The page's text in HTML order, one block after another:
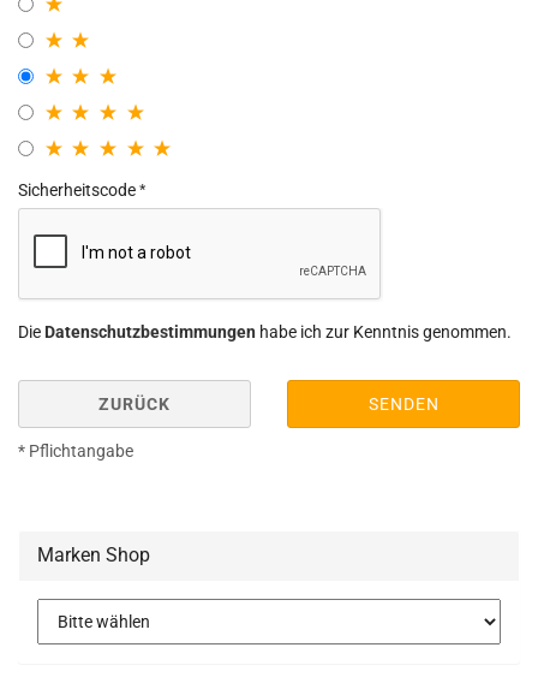
Sicherheitscode
Die Datenschutzbestimmungen habe ich zur Kenntnis genommen.
ZURÜCK SENDEN
* Pflichtangabe
Marken Shop